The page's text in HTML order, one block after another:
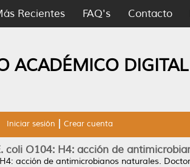
Recientes FAQ's Contacto
ACADÉMICO DIGITAL
Iniciar sesión Crear cuenta
coli O104: H4: acción de
acción de antimicrobianos naturales.